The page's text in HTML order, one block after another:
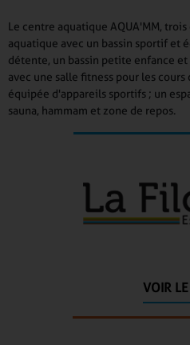
Le centre aquatique AQUA'MM,
aquatique avec un bassin sportif et
détente, un bassin petite enfance
avec une salle fitness pour les
équipée d'appareils sportifs ; un
sauna, hammam et zone de repos.
VOIR